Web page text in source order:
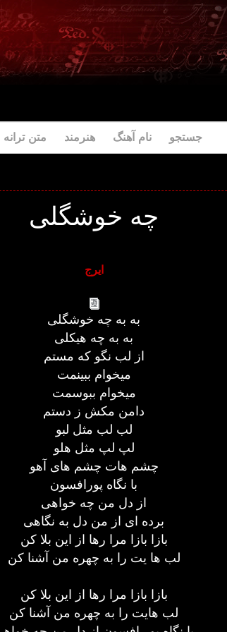
جستجو نام آهنگ هنرمند متن ترانه
چه خوشگلی
ایرج
به به چه خوشگلی
به به چه هیکلی
از لب نگو که مستم
میخوام ببینمت
میخوام ببوسمت
دامن مکش ز دستم
لب لب مثل لبو
لپ لپ مثل هلو
چشم هات چشم های آهو
با نگاه پورافسون
از دل من چه خواهی
برده ای از من دل به نگاهی
بازا بازا مرا رها از این بلا کن
لب ها یت را به چهره من آشنا کن
بازا بازا مرا رها از این بلا کن
لب هایت را به چهره من آشنا کن